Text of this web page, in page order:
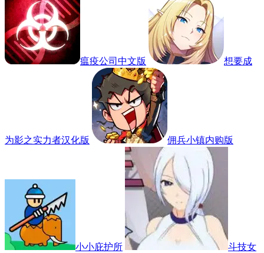
瘟疫公司中文版 想要成
为影之实力者汉化版 佣兵小镇内购版
小小庇护所 斗技女